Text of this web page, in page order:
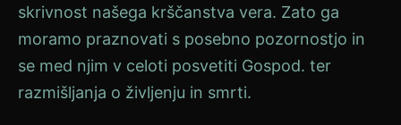
skrivnost našega krščanstva vera. Zato ga
moramo praznovati s posebno pozornostjo in
se med njim v celoti posvetiti Gospod. ter
razmišljanja o življenju in smrti.